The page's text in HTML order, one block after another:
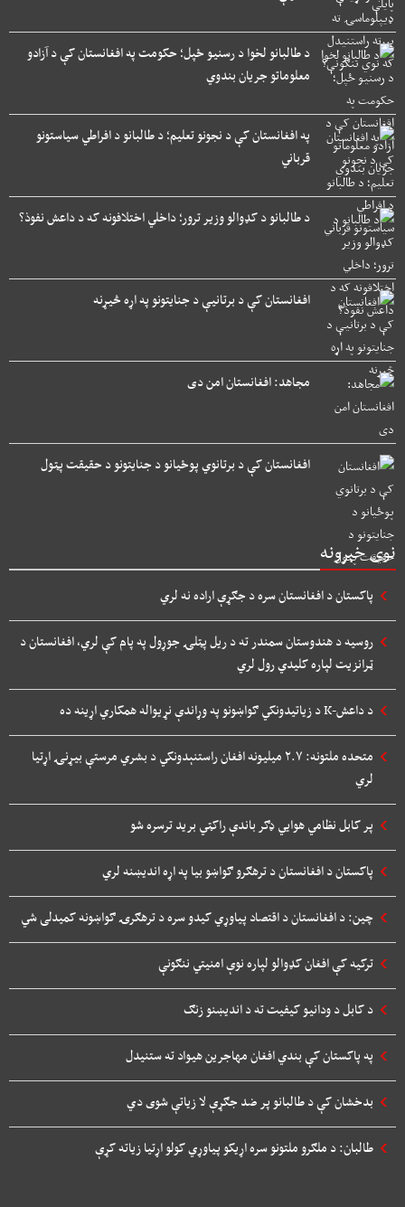
د طالبانو لخوا د رسنیو ځپل؛ حکومت په افغانستان کې د آزادو
معلوماتو جریان بندوي
په افغانستان کې د نجونو تعلیم؛ د طالبانو د افراطي سیاستونو
قرباني
د طالبانو د کډوالو وزیر ترور؛ داخلي اختلافونه که د داعش نفوذ؟
افغانستان کې د برتانیې د جنایتونو په اړه څیړنه
مجاهد: افغانستان امن دی
افغانستان کې د برتانوي پوځیانو د جنایتونو د حقیقت پټول
نوی خبرونه
پاکستان د افغانستان سره د جګړې اراده نه لري
روسیه د هندوستان سمندر ته د ریل پټلۍ جوړول په پام کې لري، افغانستان د
ټرانزیت لپاره کلیدي رول لري
د داعش-K د زیاتیدونکي ګواښونو په وړاندې نړیواله همکاري اړینه ده
متحده ملتونه: ۲.۷ میلیونه افغان راستنېدونکي د بشري مرستې بیړنۍ اړتیا
لري
پر کابل نظامي هوایي ډګر باندې راکټي برید ترسره شو
پاکستان د افغانستان د ترهګرو ګواښو بیا په اړه اندیښنه لري
چین: د افغانستان د اقتصاد پیاوړي کیدو سره د ترهګرۍ ګواښونه کمیدلی شي
ترکیه کې افغان کډوالو لپاره نوې امنیتي ننګونې
د کابل د ودانیو کیفیت ته د اندیښنو زنګ
په پاکستان کې بندي افغان مهاجرین هیواد ته ستنیدل
بدخشان کې د طالبانو پر ضد جګړې لا زیاتې شوی دي
طالبان: د ملګرو ملتونو سره اړیکو پیاوړي کولو اړتیا زیاته کړې